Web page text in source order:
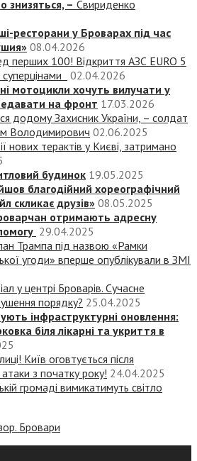
знизяться, – Свириденко
ресторани у Броварах під час
08.04.2026
перших 100! Відкриття АЗС EURO 5
02.04.2026
мотоцикли хочуть вилучати у
на фронт 17.03.2026
додому Захисник України, – солдат
Володимирович 02.06.2025
нових терактів у Києві, затримано
будинок 19.05.2025
благодійний хореографічний
скликає друзів» 08.05.2025
отримають адресну
29.04.2025
Трампа під назвою «‎Рамки
угоди» вперше опублікували в ЗМІ
у центрі Броварів. Сучасне
порядку? 25.04.2025
інфраструктурні оновлення:
біля лікарні та укриття в
Київ оговтується після
з початку року! 24.04.2025
громаді вимикатимуть світло
Бровари